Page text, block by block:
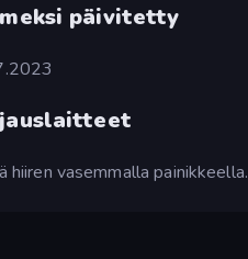
päivitetty
hiiren vasemmalla painikkeella.